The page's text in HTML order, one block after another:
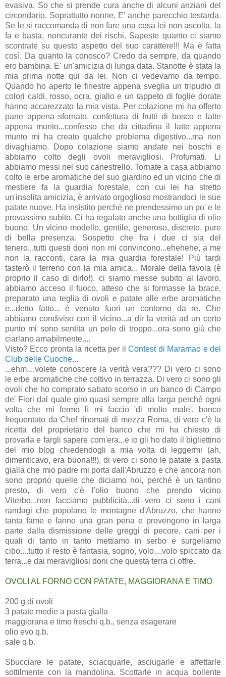
evasiva. So che si prende cura anche di alcuni anziani del
circondario. Soprattutto nonne. E' anche parecchio testarda.
Se le si raccomanda di non fare una cosa lei non ascolta, la
fa e basta, noncurante dei rischi. Sapeste quanto ci siamo
scontrate su questo aspetto del suo carattere!!! Ma è fatta
così. Da quanto la conosco? Credo da sempre, da quando
ero bambina. E' un'amicizia di lunga data. Stanotte è stata la
mia prima notte qui da lei. Non ci vedevamo da tempo.
Quando ho aperto le finestre appena sveglia un tripudio di
colori caldi, rosso, ocra, giallo e un tappeto di foglie dorate
hanno accarezzato la mia vista. Per colazione mi ha offerto
pane appena sfornato, confettura di frutti di bosco e latte
appena munto...confesso che da cittadina il latte appena
munto mi ha creato qualche problema digestivo...ma non
divaghiamo. Dopo colazione siamo andate nei boschi e
abbiamo colto degli ovoli meravigliosi. Profumati. Li
abbiamo messi nel suo canestrello. Tornate a casa abbiamo
colto le erbe aromatiche del suo giardino ed un vicino che di
mestiere fa la guardia forestale, con cui lei ha stretto
un'insolita amicizia, è arrivato orgoglioso mostrandoci le sue
patate nuove. Ha insistito perché ne prendessimo un po' e le
provassimo subito. Ci ha regalato anche una bottiglia di olio
buono. Un vicino modello, gentile, generoso, discreto, pure
di bella presenza. Sospetto che fra i due ci sia del
tenero...tutti questi doni non mi convincono...ehehehe, a me
non la racconti, cara la mia guardia forestale! Più tardi
tasterò il terreno con la mia amica... Morale della favola (è
proprio il caso di dirlo!), ci siamo messe subito al lavoro,
abbiamo acceso il fuoco, atteso che si formasse la brace,
preparato una teglia di ovoli e patate alle erbe aromatiche
e...detto fatto... è venuto fuori un contorno da re. Che
abbiamo condiviso con il vicino...a dir la verità ad un certo
punto mi sono sentita un pelo di troppo...ora sono giù che
ciarlano amabilmente....
Visto? Ecco pronta la ricetta per ilContest di Maramao e del
Club delle Cuoche...
...ehm....volete conoscere la verità vera??? Di vero ci sono
le erbe aromatiche che coltivo in terrazza. Di vero ci sono gli
ovoli che ho comprato sabato scorso in un banco di Campo
de' Fiori dal quale giro quasi sempre alla larga perché ogni
volta che mi fermo lì mi faccio 'di molto male', banco
frequentato da Chef rinomati di mezza Roma, di vero c'è la
ricetta del proprietario del banco che mi ha chiesto di
provarla e fargli sapere com'era...e io gli ho dato il bigliettino
del mio blog chiedendogli a mia volta di leggermi (ah,
dimenticavo, era buona!!!), di vero ci sono le patate a pasta
gialla che mio padre mi porta dall'Abruzzo e che ancora non
sono proprio quelle che diciamo noi, perché è un tantino
presto, di vero c'è l'olio buono che prendo vicino
Viterbo...non facciamo pubblicità...di vero ci sono i cani
randagi che popolano le montagne d'Abruzzo, che hanno
tanta fame e fanno una gran pena e provengono in larga
parte dalla dismissione delle greggi di pecore, cani per i
quali di tanto in tanto mettiamo in serbo e surgeliamo
cibo....tutto il resto è fantasia, sogno, volo....volo spiccato da
terra...e dai meravigliosi doni che questa terra ci offre.
OVOLI AL FORNO CON PATATE, MAGGIORANA E TIMO
200 g di ovoli
3 patate medie a pasta gialla
maggiorana e timo freschi q.b., senza esagerare
olio evo q.b.
sale q.b.
Sbucciare le patate, sciacquarle, asciugarle e affettarle
sottilmente con la mandolina. Scottarle in acqua bollente